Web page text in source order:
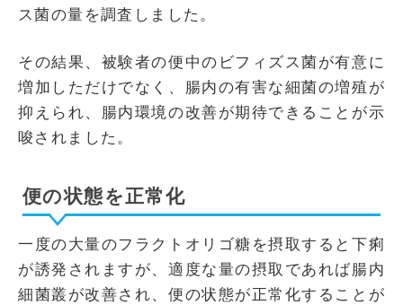
ス菌の量を調査しました。
その結果、被験者の便中のビフィズス菌が有意に
増加しただけでなく、腸内の有害な細菌の増殖が
抑えられ、腸内環境の改善が期待できることが示
唆されました。
便の状態を正常化
一度の大量のフラクトオリゴ糖を摂取すると下痢
が誘発されますが、適度な量の摂取であれば腸内
細菌叢が改善され、便の状態が正常化することが